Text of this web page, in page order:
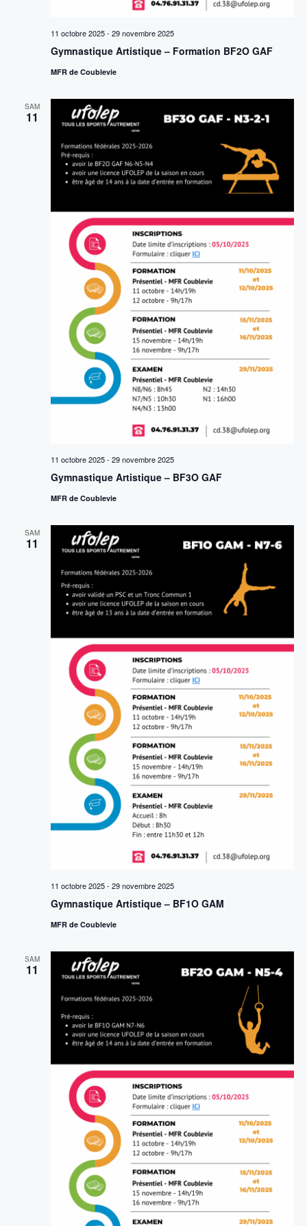
Gymnastique Artistique – Formation BF2O GAF
11 octobre 2025- 29 novembre 2025
MFR de Coublevie
SAM
11
Gymnastique Artistique – BF3O GAF
11 octobre 2025- 29 novembre 2025
MFR de Coublevie
SAM
11
Gymnastique Artistique – BF1O GAM
11 octobre 2025- 29 novembre 2025
MFR de Coublevie
SAM
11